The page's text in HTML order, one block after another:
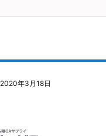
2020年3月18日